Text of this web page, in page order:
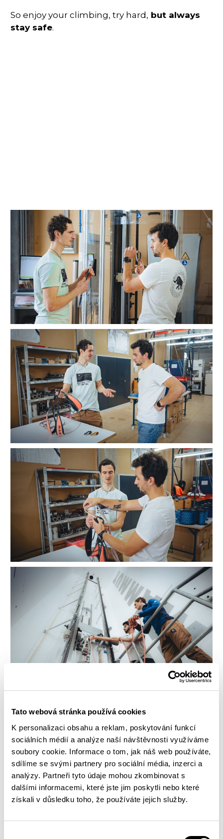
Tato webová stránka používá cookies
K personalizaci obsahu a reklam, poskytování funkcí
sociálních médií a analýze naší návštěvnosti využíváme
soubory cookie. Informace o tom, jak náš web používáte,
sdílíme se svými partnery pro sociální média, inzerci a
analýzy. Partneři tyto údaje mohou zkombinovat s
dalšími informacemi, které jste jim poskytli nebo které
získali v důsledku toho, že používáte jejich služby.
So enjoy your climbing, try hard, but always
stay safe.